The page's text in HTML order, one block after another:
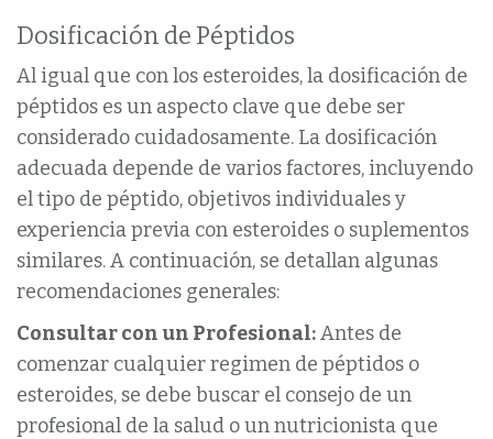
Dosificación de Péptidos
Al igual que con los esteroides, la dosificación de
péptidos es un aspecto clave que debe ser
considerado cuidadosamente. La dosificación
adecuada depende de varios factores, incluyendo
el tipo de péptido, objetivos individuales y
experiencia previa con esteroides o suplementos
similares. A continuación, se detallan algunas
recomendaciones generales:
Consultar con un Profesional:Antes de
comenzar cualquier regimen de péptidos o
esteroides, se debe buscar el consejo de un
profesional de la salud o un nutricionista que